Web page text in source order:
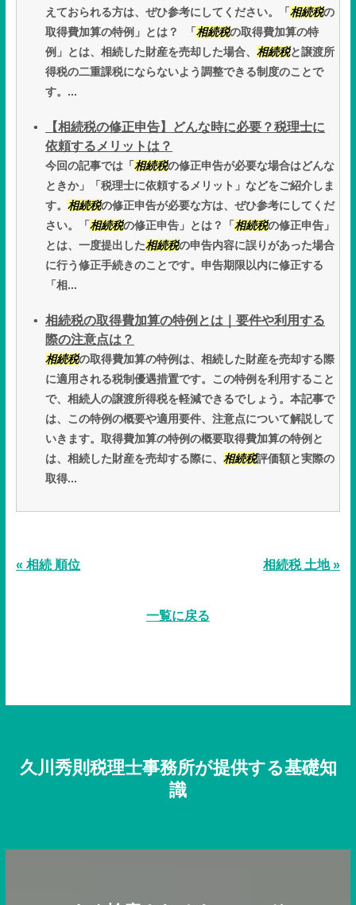
えておられる方は、ぜひ参考にしてください。「 相続税の
取得費加算の特例」とは？ 「 相続税の取得費加算の特
例」とは、相続した財産を売却した場合、 相続税と譲渡所
得税の二重課税にならないよう調整できる制度のことで
す。...
【相続税の修正申告】どんな時に必要？税理士に
依頼するメリットは？
今回の記事では「 相続税の修正申告が必要な場合はどんな
ときか」「税理士に依頼するメリット」などをご紹介しま
す。 相続税の修正申告が必要な方は、ぜひ参考にしてくだ
さい。「 相続税の修正申告」とは？「 相続税の修正申告」
とは、一度提出した相続税の申告内容に誤りがあった場合
に行う修正手続きのことです。申告期限以内に修正する
「相...
相続税の取得費加算の特例とは｜要件や利用する
際の注意点は？
相続税の取得費加算の特例は、相続した財産を売却する際
に適用される税制優遇措置です。この特例を利用すること
で、相続人の譲渡所得税を軽減できるでしょう。本記事で
は、この特例の概要や適用要件、注意点について解説して
いきます。取得費加算の特例の概要取得費加算の特例と
は、相続した財産を売却する際に、 相続税評価額と実際の
取得...
« 相続 順位 相続税 土地 »
一覧に戻る
久川秀則税理士事務所が提供する基礎知
識